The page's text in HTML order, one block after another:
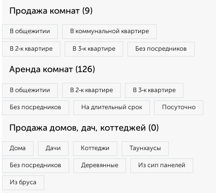
Продажа комнат (9)
В общежитии В коммунальной квартире
В 2‑к квартире В 3‑к квартире Без посредников
Аренда комнат (126)
В общежитии В 2‑к квартире В 3‑к квартире
Без посредников На длительный срок Посуточно
Продажа домов, дач, коттеджей (0)
Дома Дачи Коттеджи Таунхаусы
Без посредников Деревянные Из сип панелей
Из бруса